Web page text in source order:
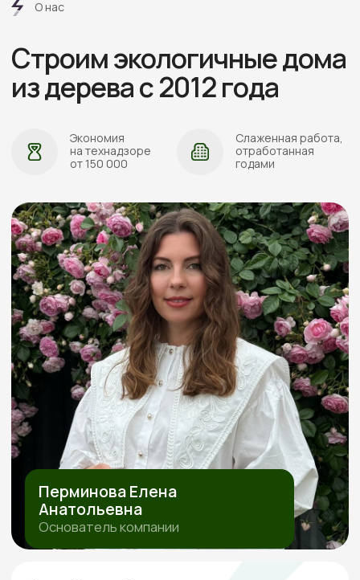
ИП Перминова Елена Анатольевна
ИНН 432600976126, ОГРНИП
315231500017916
СОГЛАСИЕ НА ОБРАБОТКУ ПЕРСОНАЛЬНЫХ ДАННЫХ
ПОЛИТИКА ОБРАБОТКИ ПЕРСОНАЛЬНЫХ ДАННЫХ
Проложить маршрут